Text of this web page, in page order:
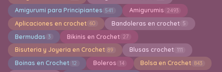
Amigurumi para Principiantes 541 Amigurumis 2493
Aplicaciones en crochet 60 Bandoleras en crochet 5
Bermudas 3 Bikinis en Crochet 27
Bisuteria y Joyeria en Crochet 89 Blusas crochet 111
Boinas en Crochet 12 Boleros 14 Bolsa en Crochet 843